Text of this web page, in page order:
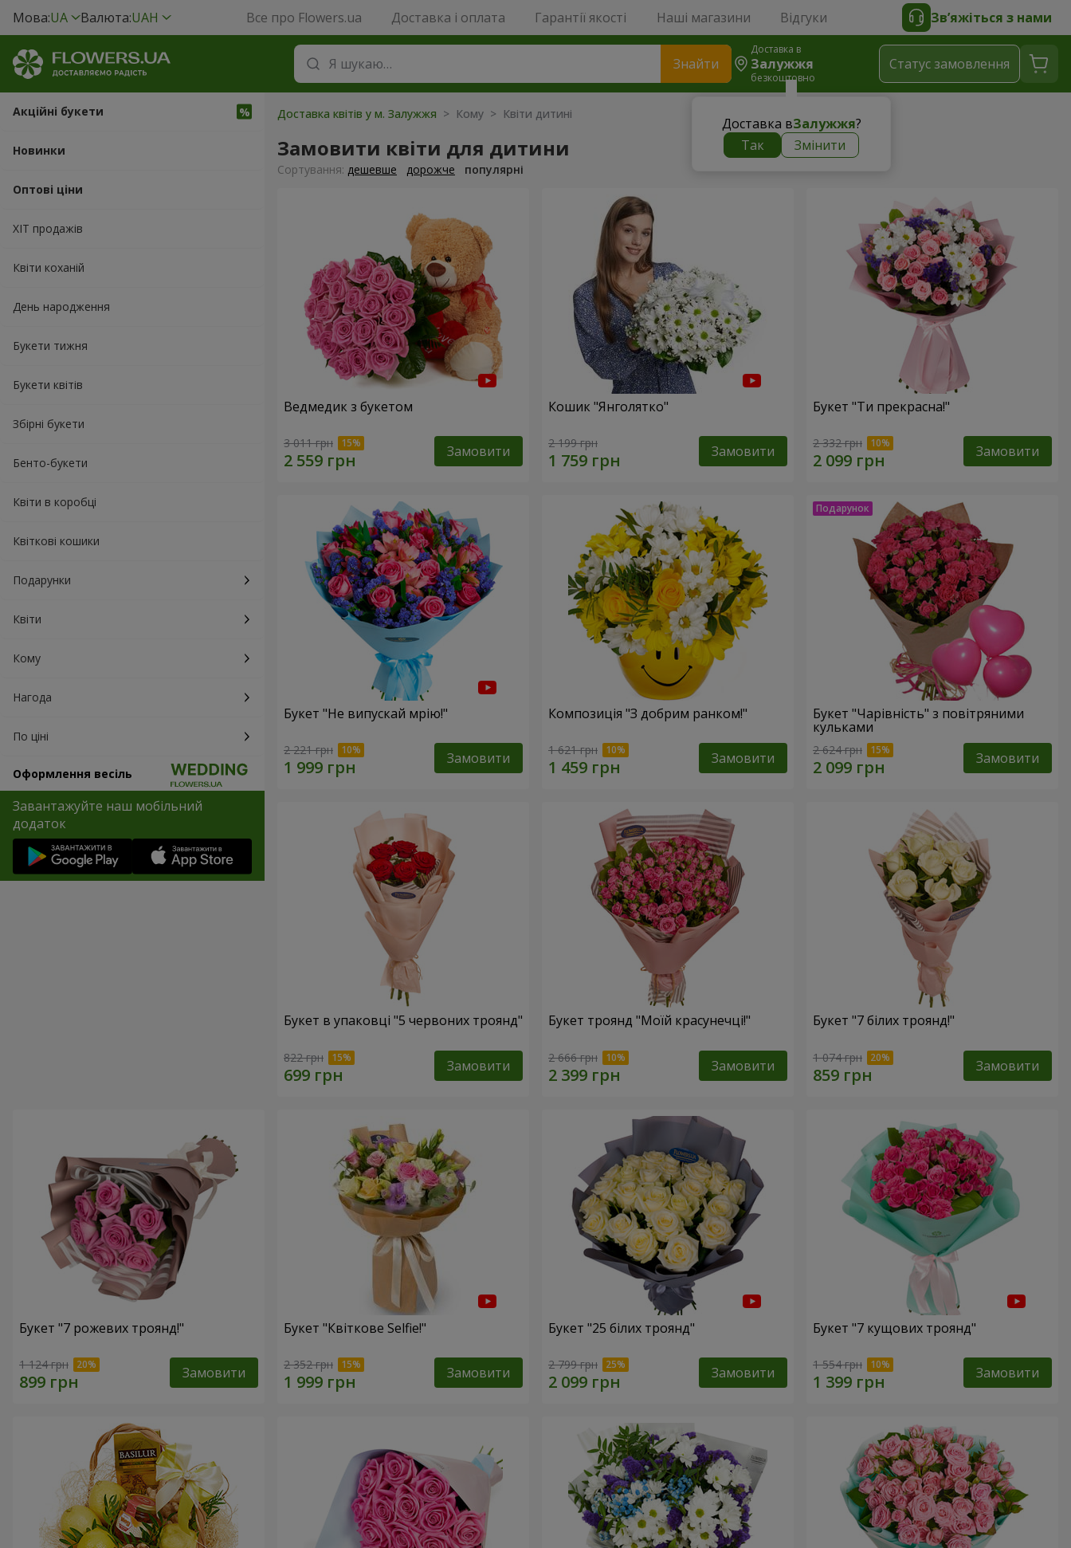
Мова:UA Валюта:UAH Все про Flowers.ua Доставка і оплата Гарантії якості Наші магазини Відгуки Зв’яжіться з нами
Знайти
Доставка в
Залужжя
безкоштовно
Доставка вЗалужжя?
Так
Змінити
Статус замовлення
Акційні букети
Новинки
Оптові ціни
ХІТ продажів
Квіти коханій
День народження
Букети тижня
Букети квітів
Збірні букети
Бенто-букети
Квіти в коробці
Квіткові кошики
Подарунки
Квіти
Кому
Нагода
По ціні
Оформлення весіль
Завантажуйте наш мобільний
додаток
Доставка квітів у м. Залужжя > Кому > Квіти дитині
Замовити квіти для дитини
Сортування: дешевше дорожче популярні
Ведмедик з букетом
3 011 грн Замовити
Кошик "Янголятко"
2 199 грн Замовити
Букет "Ти прекрасна!"
2 332 грн Замовити
Букет "Не випускай мрію!"
2 221 грн Замовити
Композиція "З добрим ранком!"
1 621 грн Замовити
Букет "Чарівність" з повітряними
кульками
2 624 грн Замовити
Букет в упаковці "5 червоних троянд"
822 грн Замовити
Букет троянд "Моїй красунечці!"
2 666 грн Замовити
Букет "7 білих троянд!"
1 074 грн Замовити
Букет "7 рожевих троянд!"
1 124 грн Замовити
Букет "Квіткове Selfie!"
2 352 грн Замовити
Букет "25 білих троянд"
2 799 грн Замовити
Букет "7 кущових троянд"
1 554 грн Замовити